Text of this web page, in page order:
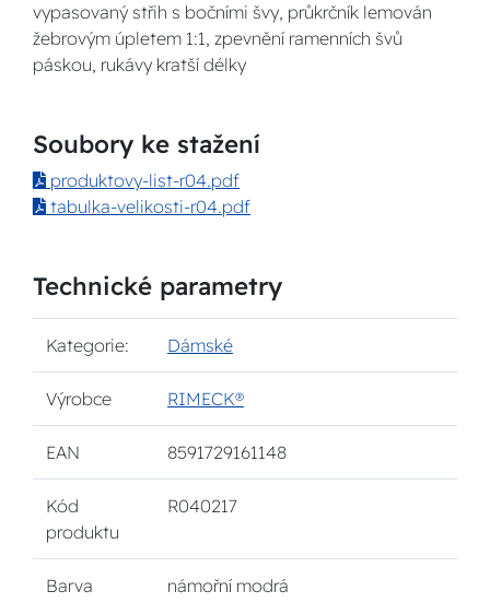
vypasovaný střih s bočními švy, průkrčník lemován
žebrovým úpletem 1:1, zpevnění ramenních švů
páskou, rukávy kratší délky
Soubory ke stažení
produktovy-list-r04.pdf
tabulka-velikosti-r04.pdf
Technické parametry
Kategorie: Dámské
Výrobce RIMECK®
EAN 8591729161148
Kód
produktu
R040217
Barva námořní modrá